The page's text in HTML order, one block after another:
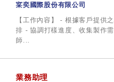
寀奕國際股份有限公司
【工作內容】 - 根據客戶提供
排 - 協調打樣進度、收集製作
師...
業務助理